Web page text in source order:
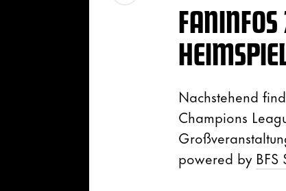
URL kopieren
Nachstehend
Champions
powered by